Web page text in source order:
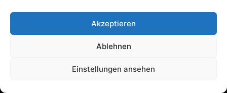
Akzeptieren
Ablehnen
Einstellungen ansehen
Vibe Coding
KI für Steuerberater